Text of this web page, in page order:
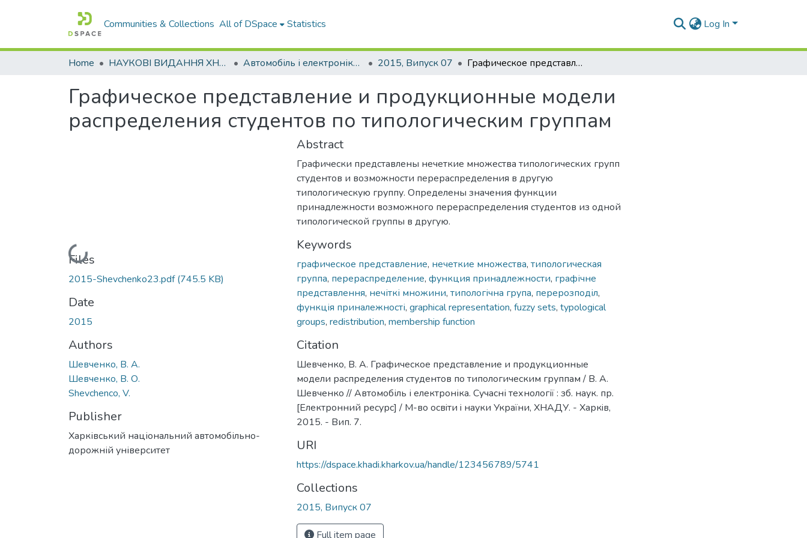
Communities & Collections All of DSpace Statistics Log In
Home НАУКОВІ ВИДАННЯ ХНАДУ Автомобіль і електроніка. Сучасні технології 2015, Випуск 07 Графическое представление и продукционные модели распределения студентов по типологическим группам
Графическое представление и продукционные модели
распределения студентов по типологическим группам
Loading...
Files
2015-Shevchenko23.pdf(745.5 KB)
Date
2015
Authors
Шевченко, В. А.
Шевченко, В. О.
Shevchencо, V.
Publisher
Харківський національний автомобільно-
дорожній університет
Abstract
Графически представлены нечеткие множества типологических групп
студентов и возможности перераспределения в другую
типологическую группу. Определены значения функции
принадлежности возможного перераспределения студентов из одной
типологической группы в другую.
Keywords
графическое представление, нечеткие множества, типологическая
группа, перераспределение, функция принадлежности, графічне
представлення, нечіткі множини, типологічна група, перерозподіл,
функція приналежності, graphical representation, fuzzy sets, typological
groups, redistribution, membership function
Citation
Шевченко, В. А. Графическое представление и продукционные
модели распределения студентов по типологическим группам / В. А.
Шевченко // Автомобіль і електроніка. Сучасні технології : зб. наук. пр.
[Електронний ресурс] / М-во освiти i науки України, ХНАДУ. - Харкiв,
2015. - Вип. 7.
URI
https://dspace.khadi.kharkov.ua/handle/123456789/5741
Collections
2015, Випуск 07
Full item page